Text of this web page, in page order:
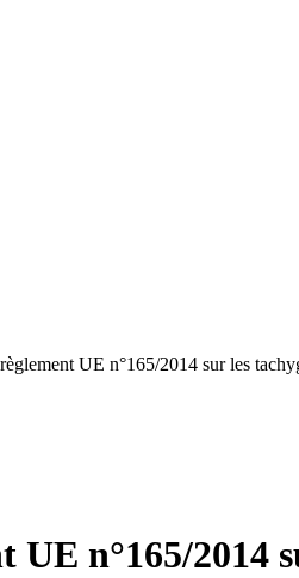
UE n°165/2014 sur les
n°165/2014